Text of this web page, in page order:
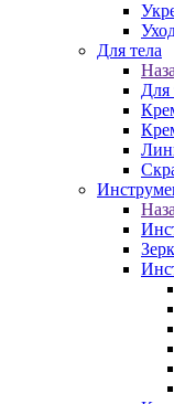
Для тела
Для